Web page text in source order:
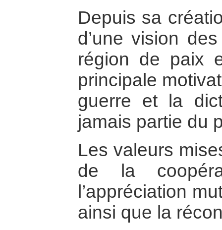
Depuis sa
d’une vision
région de paix
principale
guerre et la
jamais partie du
Les valeurs
de la
l’appréciation
ainsi que la